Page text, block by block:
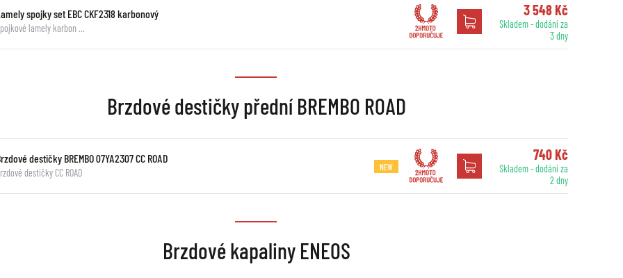
spojky set EBC CKF2318 karbonový
lamely karbon …
3 548 Kč
Skladem - dodání za
3 dny
Brzdové destičky přední BREMBO ROAD
destičky BREMBO 07YA2307 CC ROAD
destičky CC ROAD NEW
740 Kč
Skladem - dodání za
2 dny
Brzdové kapaliny ENEOS